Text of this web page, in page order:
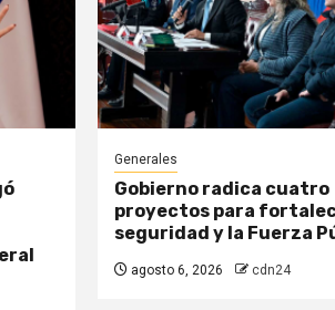
Generales
Gobierno radica cuatro
proyectos para
seguridad y la Fuerza
agosto 6, 2026 cdn24